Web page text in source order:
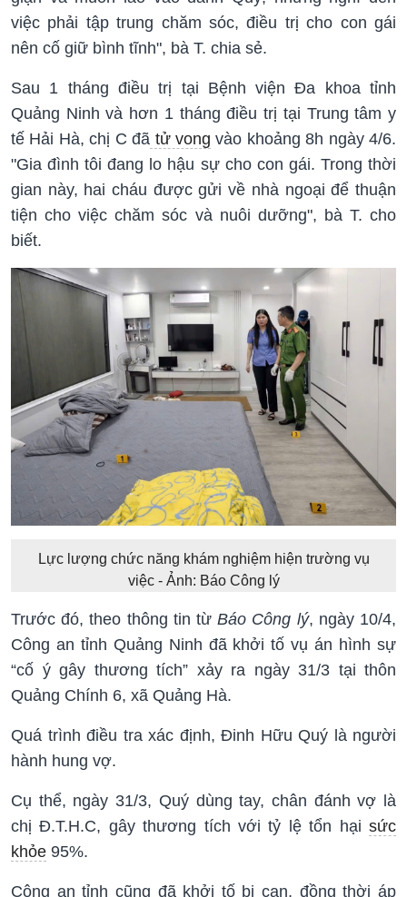
việc phải tập trung chăm sóc, điều trị cho con gái
nên cố giữ bình tĩnh", bà T. chia sẻ.
Sau 1 tháng điều trị tại Bệnh viện Đa khoa tỉnh
Quảng Ninh và hơn 1 tháng điều trị tại Trung tâm y
tế Hải Hà, chị C đã tử vong vào khoảng 8h ngày 4/6.
"Gia đình tôi đang lo hậu sự cho con gái. Trong thời
gian này, hai cháu được gửi về nhà ngoại để thuận
tiện cho việc chăm sóc và nuôi dưỡng", bà T. cho
biết.
Lực lượng chức năng khám nghiệm hiện trường vụ
việc - Ảnh: Báo Công lý
Trước đó, theo thông tin từBáo Công lý, ngày 10/4,
Công an tỉnh Quảng Ninh đã khởi tố vụ án hình sự
“cố ý gây thương tích” xảy ra ngày 31/3 tại thôn
Quảng Chính 6, xã Quảng Hà.
Quá trình điều tra xác định, Đinh Hữu Quý là người
hành hung vợ.
Cụ thể, ngày 31/3, Quý dùng tay, chân đánh vợ là
chị Đ.T.H.C, gây thương tích với tỷ lệ tổn hại sức
khỏe 95%.
Công an tỉnh cũng đã khởi tố bị can, đồng thời áp